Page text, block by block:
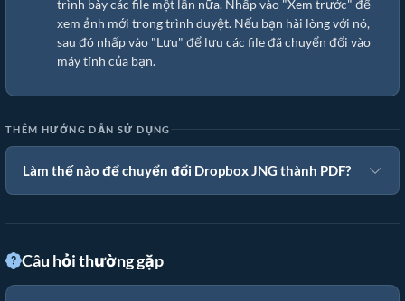
trình bày các file một lần nữa. Nhấp vào "Xem trước" để
xem ảnh mới trong trình duyệt. Nếu bạn hài lòng với nó,
sau đó nhấp vào "Lưu" để lưu các file đã chuyển đổi vào
máy tính của bạn.
THÊM HƯỚNG DẪN SỬ DỤNG
Làm thế nào để chuyển đổi Dropbox JNG thành PDF?
Câu hỏi thường gặp